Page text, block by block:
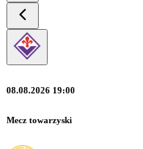
08.08.2026 19:00
Mecz towarzyski